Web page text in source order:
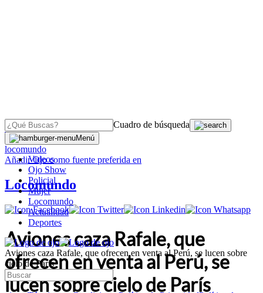
Cuadro de búsqueda
Menú
Videos
Ojo Show
Policial
Mujer
Locomundo
Actualidad
Deportes
Aviones caza Rafale, que ofrecen en venta al Perú, se lucen sobre
cielo de París
OJO
locomundo
AñadirOjocomo fuente preferida en
Locomundo
Aviones caza Rafale, que
ofrecen en venta al Perú, se
lucen sobre cielo de París